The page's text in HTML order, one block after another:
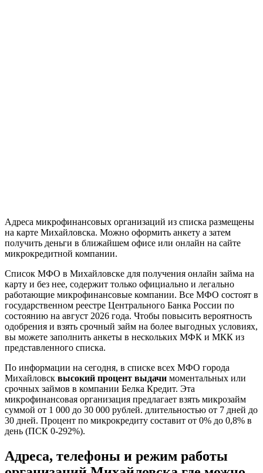
Адреса микрофинансовых организаций из списка размещены
на карте Михайловска. Можно оформить анкету а затем
получить деньги в ближайшем офисе или онлайн на сайте
микрокредитной компании.
Список МФО в Михайловске для получения онлайн займа на
карту и без нее, содержит только официально и легально
работающие микрофинансовые компании. Все МФО состоят в
государственном реестре Центрального Банка России по
состоянию на август 2026 года. Чтобы повысить вероятность
одобрения и взять срочный займ на более выгодных условиях,
вы можете заполнить анкеты в нескольких МФК и МКК из
представленного списка.
По информации на сегодня, в списке всех МФО города
Михайловск высокий процент выдачи моментальных или
срочных займов в компании Белка Кредит. Эта
микрофинансовая организация предлагает взять микрозайм
суммой от 1 000 до 30 000 рублей. длительностью от 7 дней до
30 дней. Процент по микрокредиту составит от 0% до 0,8% в
день (ПСК 0-292%).
Адреса, телефоны и режим работы